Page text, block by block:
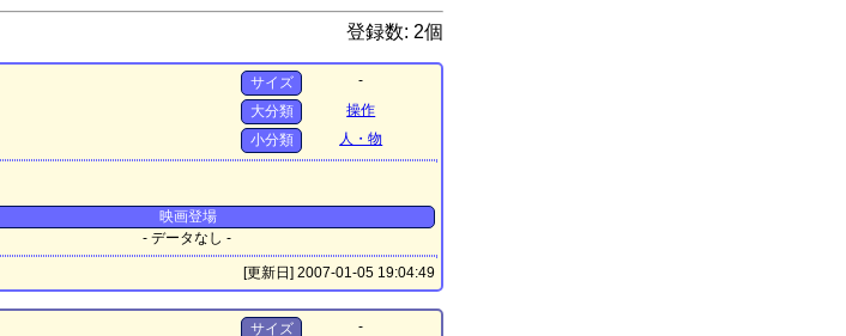
登録数: 2個
サイズ
-
大分類
操作
小分類
人・物
映画登場
- データなし -
[更新日] 2007-01-05 19:04:49
サイズ
-